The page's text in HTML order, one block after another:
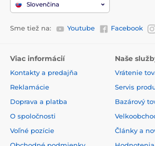
Slovenčina
Sme tiež na: Youtube Facebook
Viac informácií
Kontakty a predajňa
Reklamácie
Doprava a platba
O spoločnosti
Voľné pozície
Naše
Vrátenie
Servis
Bazárový
Články a